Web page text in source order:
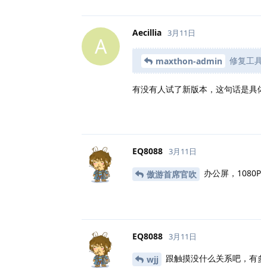
A
Aecillia 3月11日
maxthon-admin 修复工
有没有人试了新版本，这句话是
EQ8088 3月11日
傲游首席官吹 办公屏，
EQ8088 3月11日
wjj 跟触摸没什么关系吧，